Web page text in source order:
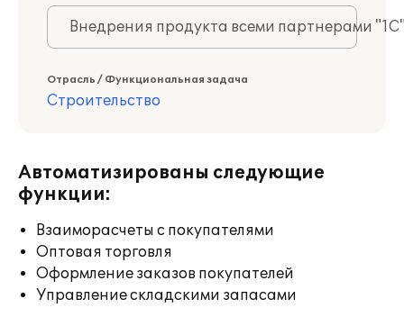
Внедрения продукта всеми партнерами
Отрасль / Функциональная задача
Строительство
Автоматизированы следующие
функции:
Взаиморасчеты с покупателями
Оптовая торговля
Оформление заказов покупателей
Управление складскими запасами